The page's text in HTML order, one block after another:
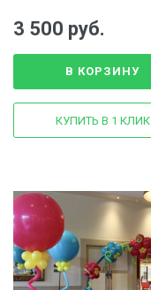
3 500 руб.
В КОРЗИНУ
КУПИТЬ В 1 КЛИК